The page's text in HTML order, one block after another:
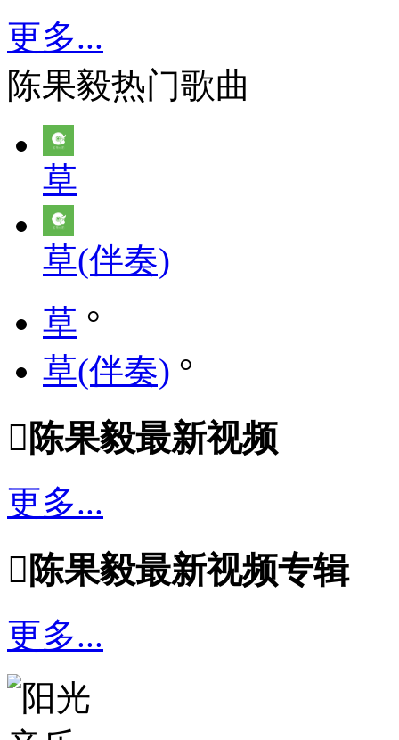
更多...
陈果毅热门歌曲
草
草(伴奏)
草 °
草(伴奏) °
 陈果毅最新视频
更多...
 陈果毅最新视频专辑
更多...